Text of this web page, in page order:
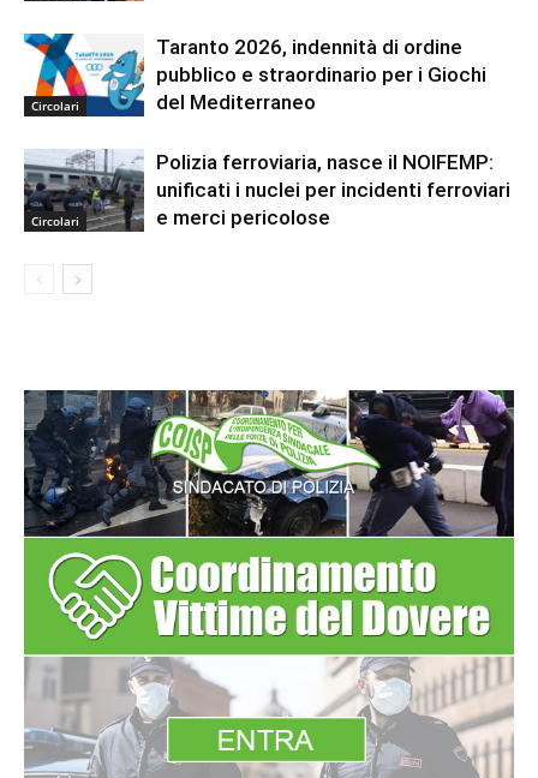
Circolari
Taranto 2026, indennità di ordine
pubblico e straordinario per i Giochi
del Mediterraneo
Circolari
Polizia ferroviaria, nasce il NOIFEMP:
unificati i nuclei per incidenti ferroviari
e merci pericolose